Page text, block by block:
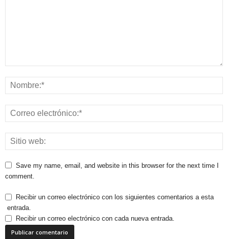
Save my name, email, and website in this browser for the next time I
comment.
Recibir un correo electrónico con los siguientes comentarios a esta
entrada.
Recibir un correo electrónico con cada nueva entrada.